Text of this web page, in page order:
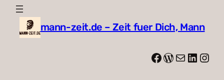
mann-zeit.de – Zeit fuer Dich, Mann
Facebook WordPress E-Mail LinkedIn Instagram